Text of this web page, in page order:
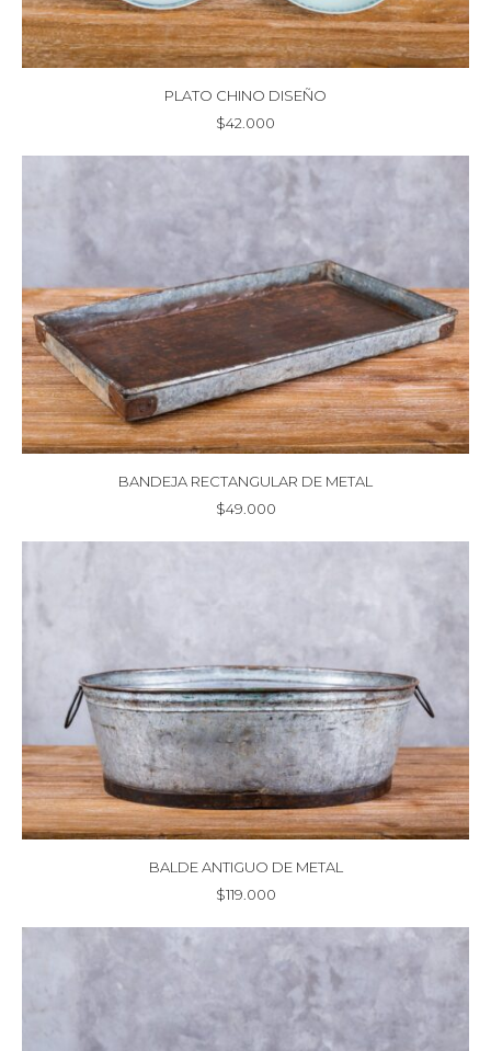
PLATO CHINO DISEÑO
$42.000
BANDEJA RECTANGULAR DE METAL
$49.000
BALDE ANTIGUO DE METAL
$119.000